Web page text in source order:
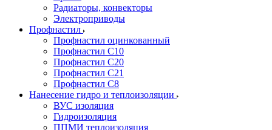
Радиаторы, конвекторы
Электроприводы
Профнастил
Профнастил оцинкованный
Профнастил С10
Профнастил С20
Профнастил С21
Профнастил С8
Нанесение гидро и теплоизоляции
ВУС изоляция
Гидроизоляция
ППМИ теплоизоляция